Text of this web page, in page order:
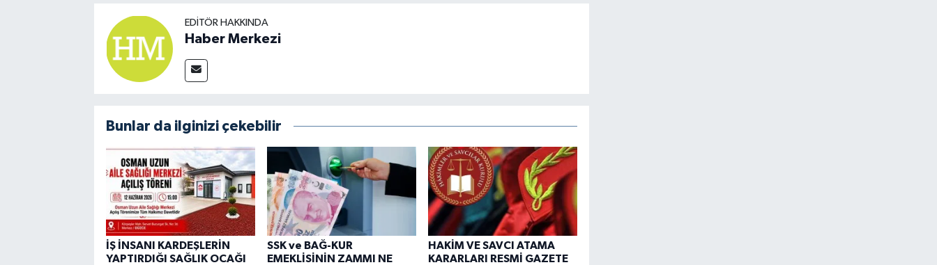
EDITÖR HAKKINDA
Haber Merkezi
Bunlar da ilginizi çekebilir
İŞ İNSANI KARDEŞLERİN
YAPTIRDIĞI SAĞLIK OCAĞI
SSK ve BAĞ-KUR
EMEKLİSİNİN ZAMMI NE
HAKİM VE SAVCI ATAMA
KARARLARI RESMİ GAZETE